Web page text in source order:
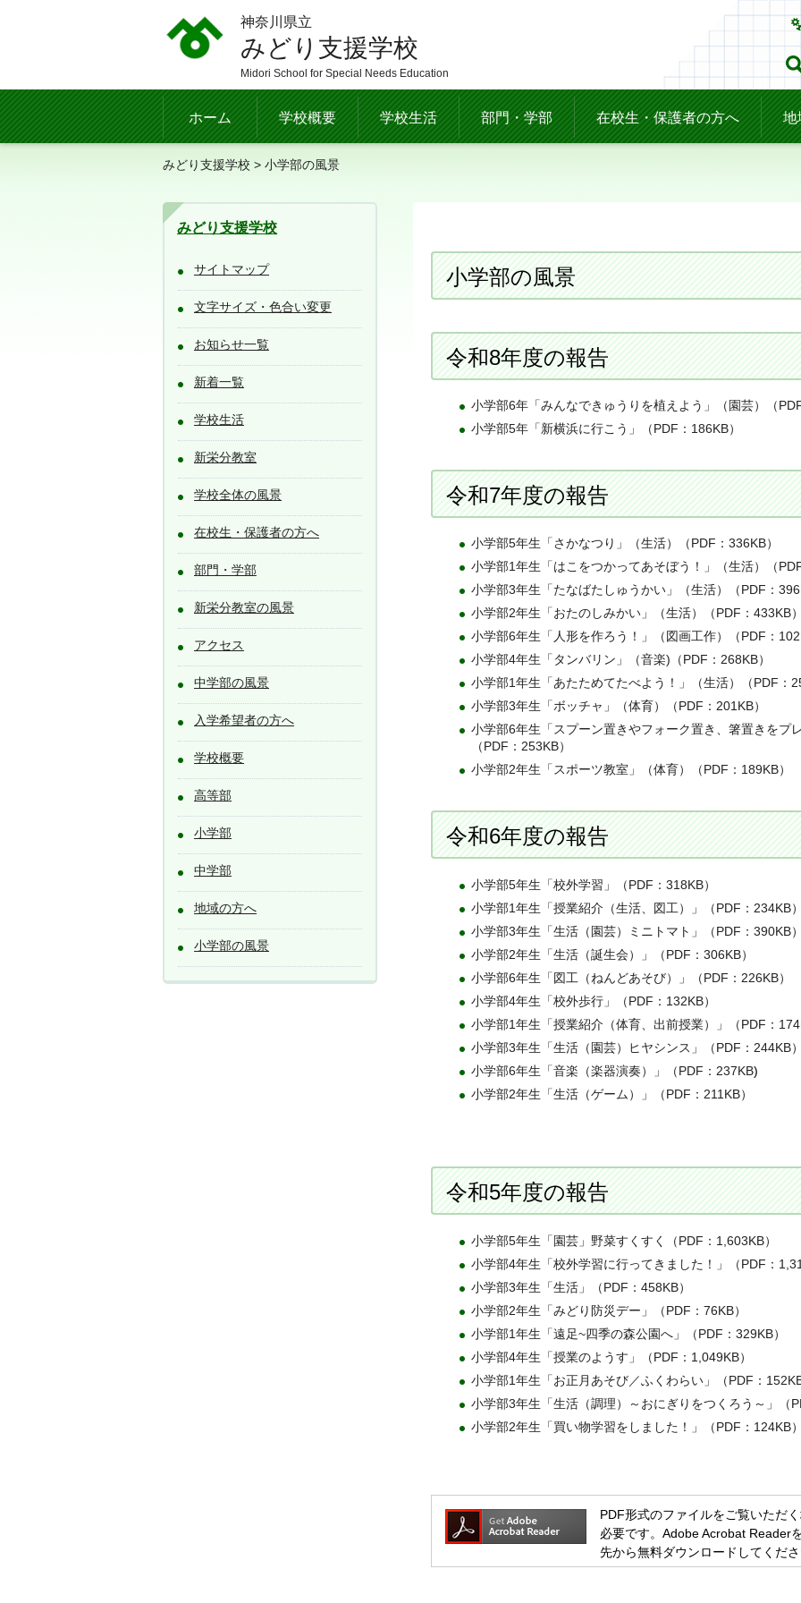
神奈川県立
みどり支援学校
Midori School for Special Needs Education
ホーム 学校概要 学校生活 部門・学部 在校生・保護者の方へ 地
みどり支援学校 > 小学部の風景
みどり支援学校
サイトマップ
文字サイズ・色合い変更
お知らせ一覧
新着一覧
学校生活
新栄分教室
学校全体の風景
在校生・保護者の方へ
部門・学部
新栄分教室の風景
アクセス
中学部の風景
入学希望者の方へ
学校概要
高等部
小学部
中学部
地域の方へ
小学部の風景
小学部の風景
令和8年度の報告
小学部6年「みんなできゅうりを植えよう」（園芸）（PDF
小学部5年「新横浜に行こう」（PDF：186KB）
令和7年度の報告
小学部5年生「さかなつり」（生活）
（PDF：336KB）
小学部1年生「はこをつかってあそぼう！」（生活）（PDF
小学部3年生「たなばたしゅうかい」（生活）（PDF：
小学部2年生「おたのしみかい」（生活）（PDF：433KB）
小学部6年生「人形を作ろう！」（図画工作）（PDF：
小学部4年生「タンバリン」（音楽)（PDF：268KB）
小学部1年生「あたためてたべよう！」（生活）（PDF：
小学部3年生「ボッチャ」（体育）（PDF：201KB）
小学部6年生「スプーン置きやフォーク置き、箸置きをプ
（PDF：253KB）
小学部2年生「スポーツ教室」（体育）（PDF：189KB）
令和6年度の報告
小学部5年生「校外学習」（PDF：318KB）
小学部1年生「授業紹介（生活、図工）」（PDF：234KB）
小学部3年生「生活（園芸）ミニトマト」（PDF：390KB）
小学部2年生「生活（誕生会）」（PDF：306KB）
小学部6年生「図工（ねんどあそび）」（PDF：226KB）
小学部4年生「校外歩行」（PDF：132KB）
小学部1年生「授業紹介（体育、出前授業）」（PDF：
小学部3年生「生活（園芸）ヒヤシンス」（PDF：244KB）
小学部6年生「音楽（楽器演奏）」（PDF：237KB)
小学部2年生「生活（ゲーム）」（PDF：211KB）
令和5年度の報告
小学部5年生「園芸」野菜すくすく（PDF：1,603KB）
小学部4年生「校外学習に行ってきました！」（PDF：
小学部3年生「生活」（PDF：458KB）
小学部2年生「みどり防災デー」（PDF：76KB）
小学部1年生「遠足~四季の森公園へ」（PDF：329KB）
小学部4年生「授業のようす」（PDF：1,049KB）
小学部1年生「お正月あそび／ふくわらい」（PDF：152KB
小学部3年生「生活（調理）～おにぎりをつくろう～」（
小学部2年生「買い物学習をしました！」（PDF：124KB）
PDF形式のファイルをご覧いただ
必要です。Adobe Acrobat Reader
先から無料ダウンロードしてくださ